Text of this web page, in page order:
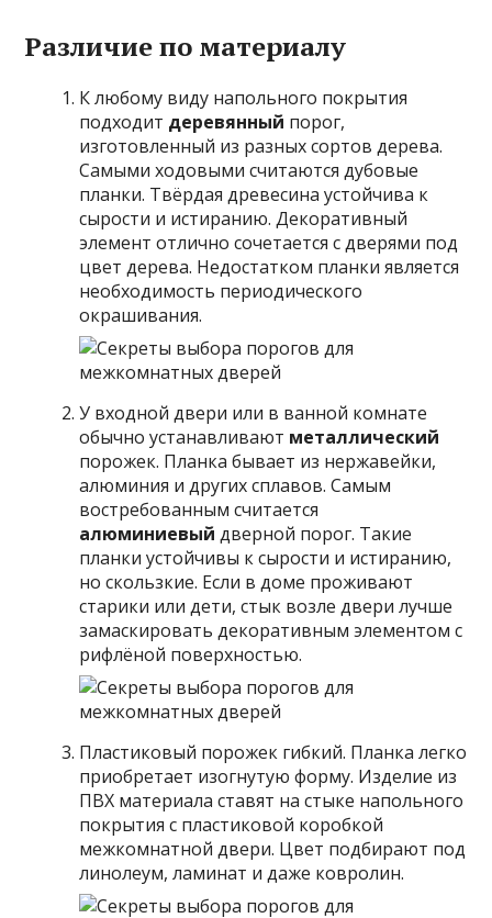
Различие по материалу
К любому виду напольного покрытия
подходит деревянный порог,
изготовленный из разных сортов дерева.
Самыми ходовыми считаются дубовые
планки. Твёрдая древесина устойчива к
сырости и истиранию. Декоративный
элемент отлично сочетается с дверями под
цвет дерева. Недостатком планки является
необходимость периодического
окрашивания.
У входной двери или в ванной комнате
обычно устанавливают металлический
порожек. Планка бывает из нержавейки,
алюминия и других сплавов. Самым
востребованным считается
алюминиевый дверной порог. Такие
планки устойчивы к сырости и истиранию,
но скользкие. Если в доме проживают
старики или дети, стык возле двери лучше
замаскировать декоративным элементом с
рифлёной поверхностью.
Пластиковый порожек гибкий. Планка легко
приобретает изогнутую форму. Изделие из
ПВХ материала ставят на стыке напольного
покрытия с пластиковой коробкой
межкомнатной двери. Цвет подбирают под
линолеум, ламинат и даже ковролин.